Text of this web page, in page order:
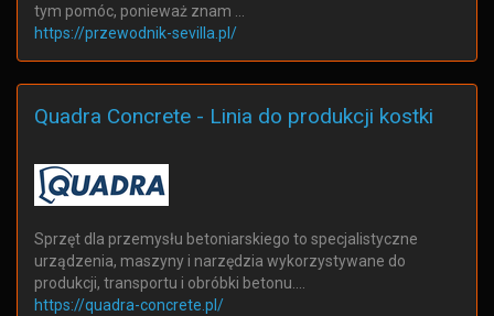
tym pomóc, ponieważ znam …
https://przewodnik-sevilla.pl/
Quadra Concrete - Linia do produkcji kostki
Sprzęt dla przemysłu betoniarskiego to specjalistyczne
urządzenia, maszyny i narzędzia wykorzystywane do
produkcji, transportu i obróbki betonu.…
https://quadra-concrete.pl/